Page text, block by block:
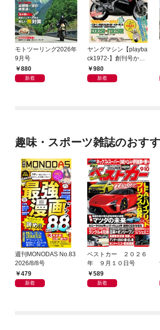
モトツーリング2026年
9月号
880
新着
ヤングマシン【playba
ck1972-】創刊号から
振り返る昭和～平成の
熱き時代 1989年5月号
980
新着
趣味・スポーツ雑誌のおす
週刊MONODAS No.83
2026/8/8号
479
新着
ベストカー ２０２６
年 ９月１０日号
589
新着